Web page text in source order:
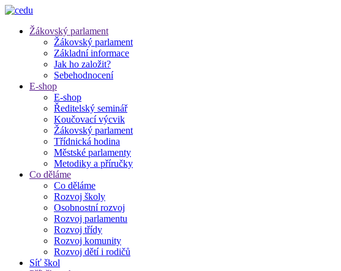
Žákovský parlament
Žákovský parlament
Základní informace
Jak ho založit?
Sebehodnocení
E-shop
E-shop
Ředitelský seminář
Koučovací výcvik
Žákovský parlament
Třídnická hodina
Městské parlamenty
Metodiky a příručky
Co děláme
Co děláme
Rozvoj školy
Osobnostní rozvoj
Rozvoj parlamentu
Rozvoj třídy
Rozvoj komunity
Rozvoj dětí i rodičů
Síť škol